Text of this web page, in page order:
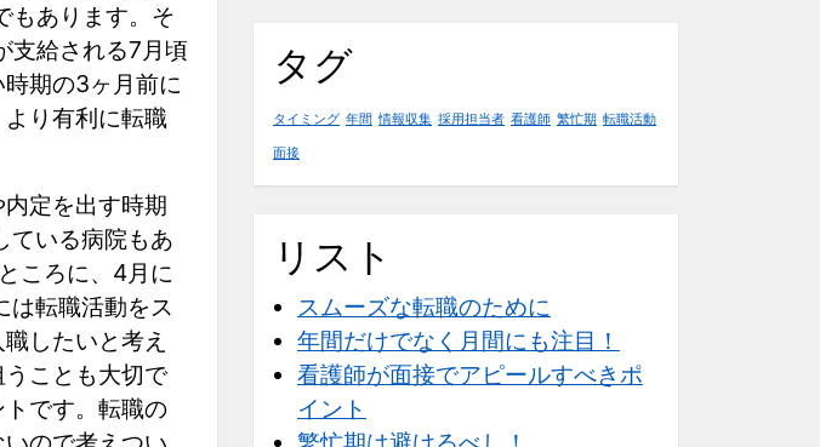
もあります。そ
支給される7月頃
期の3ヶ月前に
り有利に転職
定を出す時期
ている病院もあ
ころに、4月に
は転職活動をス
したいと考え
ことも大切で
です。転職の
タグ
タイミング 年間 情報収集 採用担当者 看護師 繁忙期 転職活動
面接
リスト
スムーズな転職のために
年間だけでなく月間にも注目！
看護師が面接でアピールすべきポ
イント